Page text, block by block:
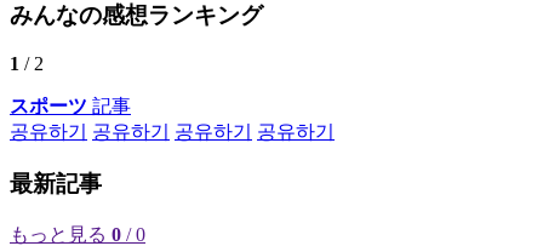
みんなの感想ランキング
1 / 2
スポーツ 記事
공유하기
공유하기 공유하기 공유하기
最新記事
もっと見る 0 / 0